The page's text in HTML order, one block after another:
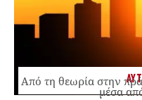
Από τη θεωρία στην
μέσα